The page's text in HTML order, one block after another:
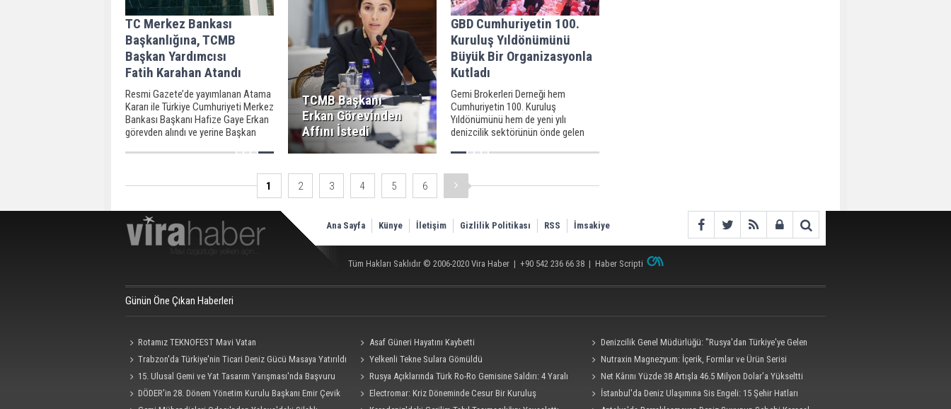
TC Merkez Bankası
Başkanlığına, TCMB
Başkan Yardımcısı
Fatih Karahan Atandı
Resmi Gazete’de yayımlanan Atama
Kararı ile Türkiye Cumhuriyeti Merkez
Bankası Başkanı Hafize Gaye Erkan
görevden alındı ve yerine Başkan
TCMB Başkanı
Erkan Görevinden
Affını İstedi
GBD Cumhuriyetin 100.
Kuruluş Yıldönümünü
Büyük Bir Organizasyonla
Kutladı
Gemi Brokerleri Derneği hem
Cumhuriyetin 100. Kuruluş
Yıldönümünü hem de yeni yılı
denizcilik sektörünün önde gelen
kutladı.
1 2 3 4 5 6
Ana Sayfa Künye İletişim Gizlilik Politikası RSS İmsakiye
Tüm Hakları Saklıdır © 2006-2020 Vira Haber | +90 542 236 66 38 | Haber Scripti
Günün Öne Çıkan Haberleri
Rotamız TEKNOFEST Mavi Vatan Asaf Güneri Hayatını Kaybetti
Denizcilik Genel Müdürlüğü: "Rusya'dan Türkiye'ye Gelen
Ro-Ro Gemisi Dron Saldırısına Uğradı"
Trabzon'da Türkiye'nin Ticari Deniz Gücü Masaya Yatırıldı Yelkenli Tekne Sulara Gömüldü
Nutraxin Magnezyum: İçerik, Formlar ve Ürün Serisi
Rehberi
15. Ulusal Gemi ve Yat Tasarım Yarışması'nda Başvuru
Süresi 4 Eylül'e Uzatıldı
Rusya Açıklarında Türk Ro-Ro Gemisine Saldırı: 4 Yaralı
Net Kârını Yüzde 38 Artışla 46.5 Milyon Dolar’a Yükseltti
DÖDER'in 28. Dönem Yönetim Kurulu Başkanı Emir Çevik
Electromar: Kriz Döneminde Cesur Bir Kuruluş
İstanbul'da Deniz Ulaşımına Sis Engeli: 15 Şehir Hatları